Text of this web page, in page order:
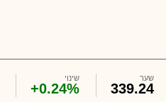
שער
339.24
שינוי
+0.24%